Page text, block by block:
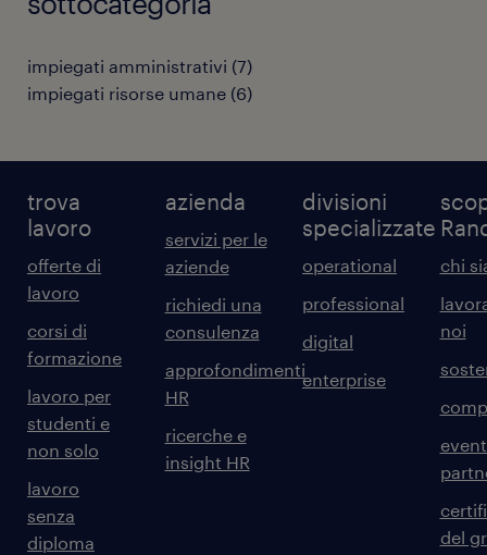
impiegati amministrativi (7)
impiegati risorse umane (6)
trova
lavoro
offerte di
lavoro
corsi di
formazione
lavoro per
studenti e
non solo
lavoro
senza
diploma
azienda
servizi per le
aziende
richiedi una
consulenza
approfondimenti
HR
ricerche e
insight HR
divisioni
specializzate
operational
professional
digital
enterprise
chi
noi
del